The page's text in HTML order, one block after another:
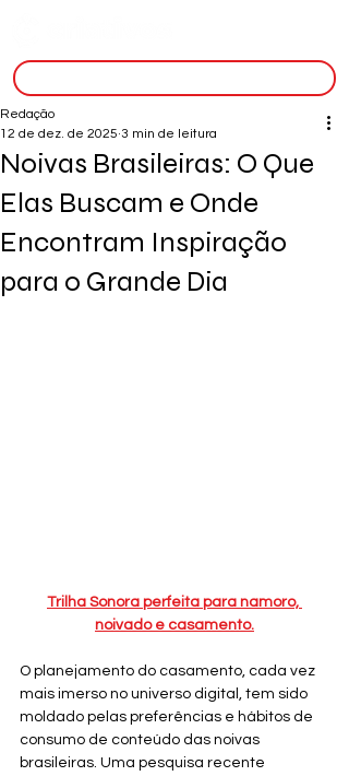
Noivas Brasileiras: O Que
Elas Buscam e Onde
Encontram Inspiração
para o Grande Dia
Redação
12 de dez. de 2025 3 min de leitura
Trilha Sonora perfeita para namoro,
noivado e casamento.
O planejamento do casamento, cada vez
mais imerso no universo digital, tem sido
moldado pelas preferências e hábitos de
consumo de conteúdo das noivas
brasileiras. Uma pesquisa recente